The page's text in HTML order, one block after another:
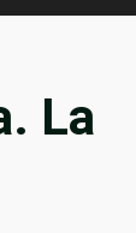
La